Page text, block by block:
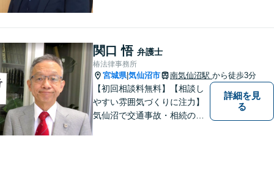
関口 悟 弁護士
椿法律事務所
宮城県|気仙沼市 南気仙沼駅 から徒歩3分
【初回相談料無料】【相談し
やすい雰囲気づくりに注力】
気仙沼で交通事故・相続のこ
詳細を見
る